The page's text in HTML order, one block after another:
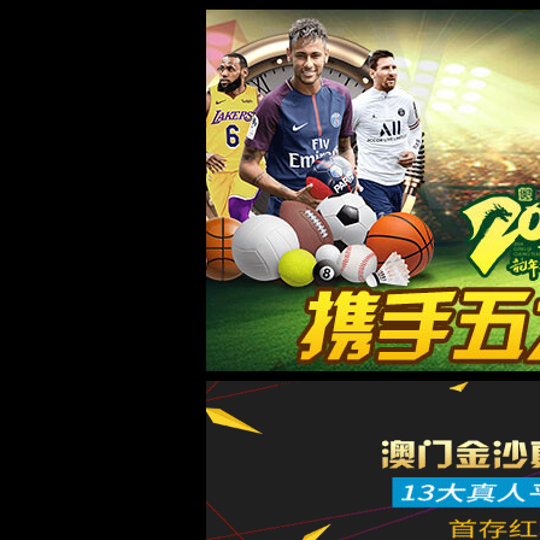
太阳集团城8722